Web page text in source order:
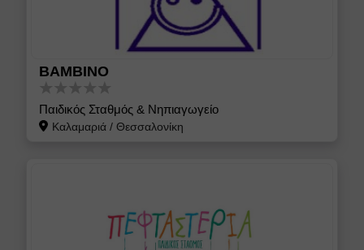
BAMBINO
Παιδικός Σταθμός & Νηπιαγωγείο
Καλαμαριά/ Θεσσαλονίκη